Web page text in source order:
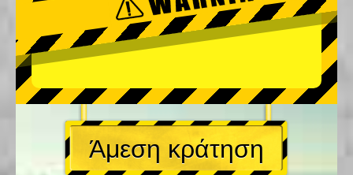
Άμεση κράτηση